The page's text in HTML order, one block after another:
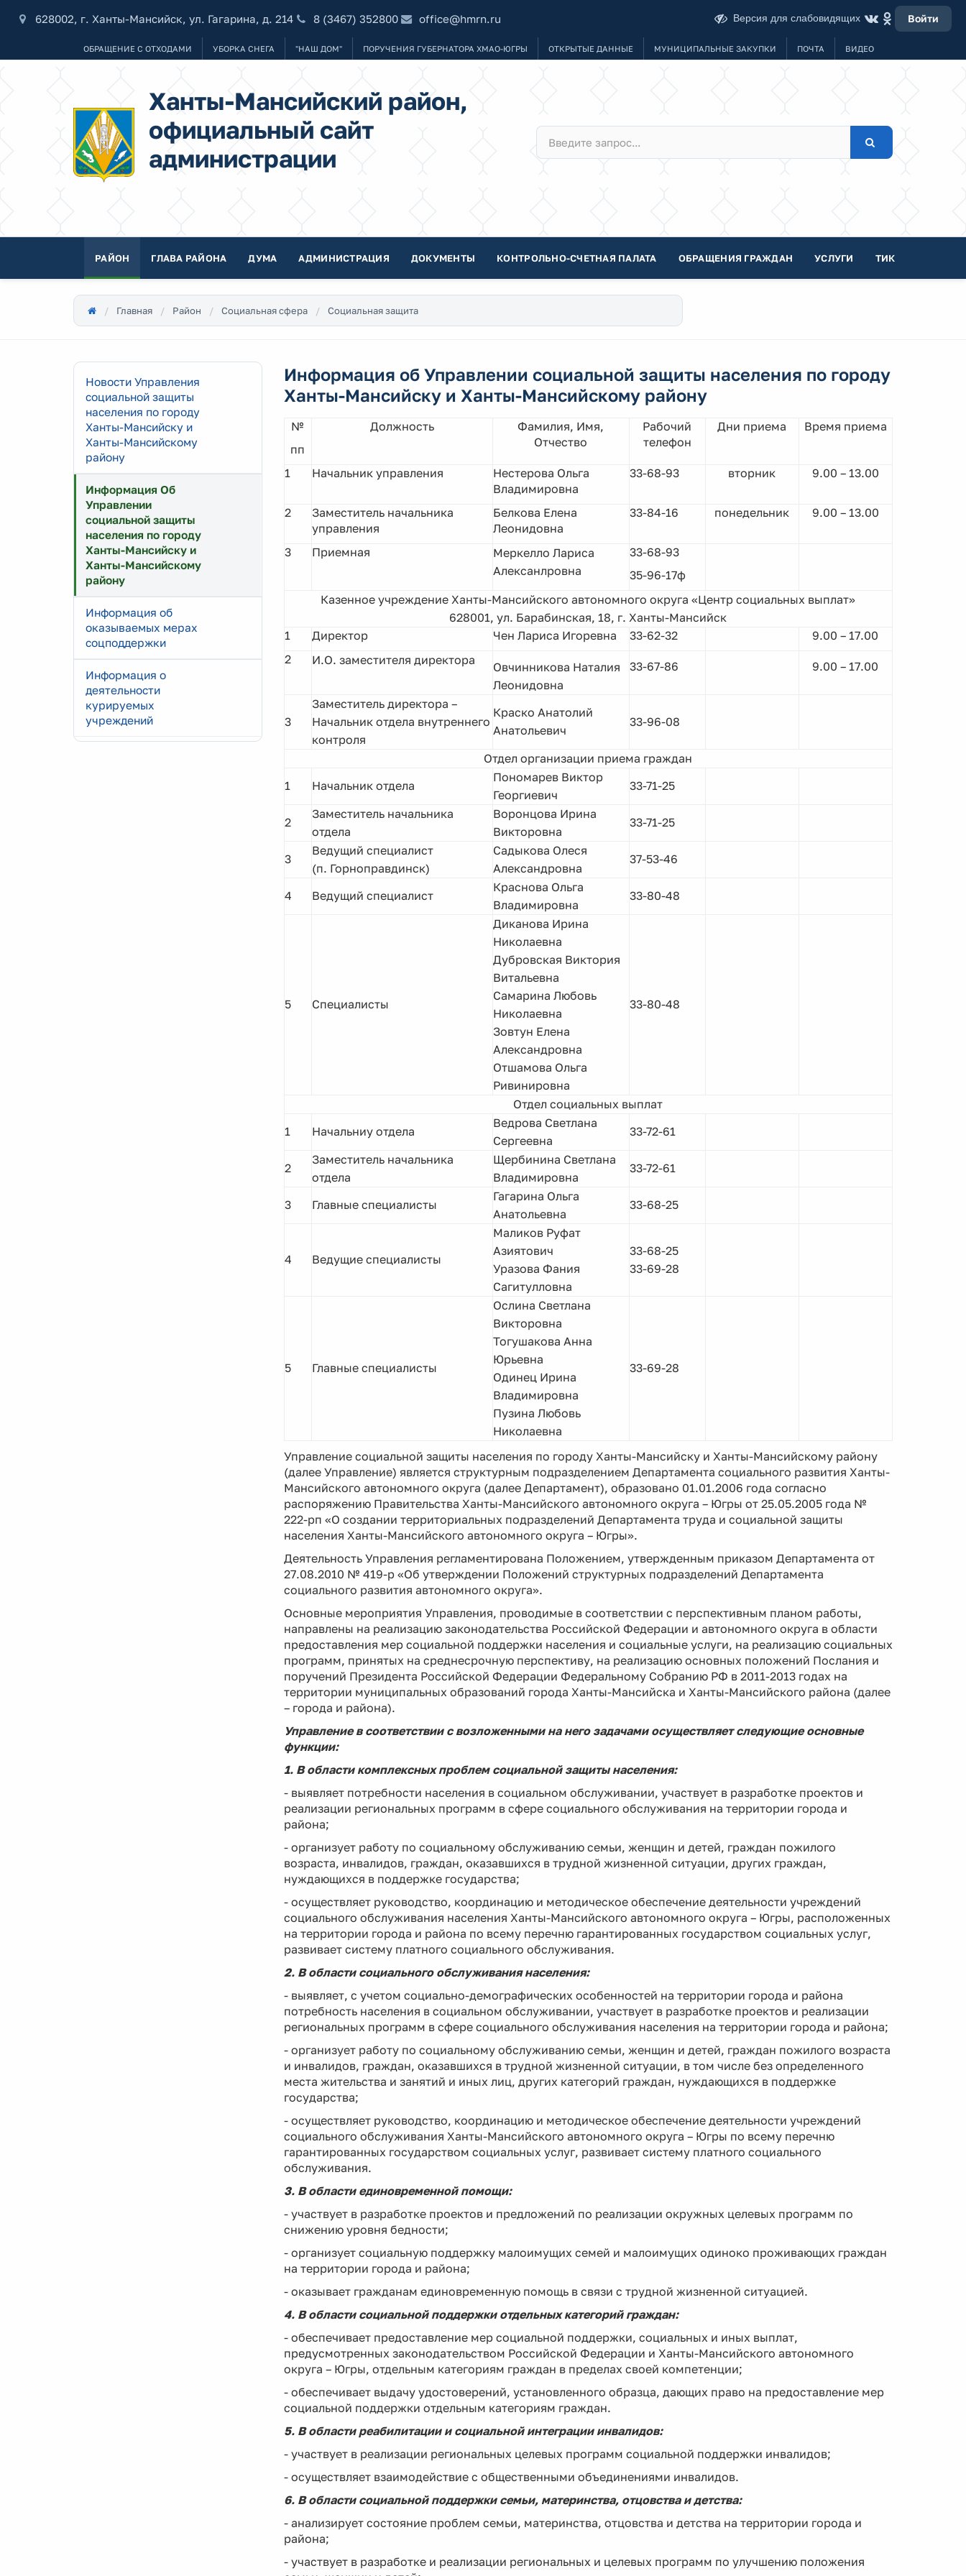
628002, г. Ханты-Мансийск, ул. Гагарина, д. 214 8 (3467) 352800 office@hmrn.ru Версия для слабовидящих Войти
ОБРАЩЕНИЕ С ОТХОДАМИ УБОРКА СНЕГА "НАШ ДОМ" ПОРУЧЕНИЯ ГУБЕРНАТОРА ХМАО-ЮГРЫ ОТКРЫТЫЕ ДАННЫЕ МУНИЦИПАЛЬНЫЕ ЗАКУПКИ ПОЧТА ВИДЕО
Ханты-Мансийский район,
официальный сайт
администрации
РАЙОН ГЛАВА РАЙОНА ДУМА АДМИНИСТРАЦИЯ ДОКУМЕНТЫ КОНТРОЛЬНО-СЧЕТНАЯ ПАЛАТА ОБРАЩЕНИЯ ГРАЖДАН УСЛУГИ ТИК
Главная Район Социальная сфера Социальная защита
Новости Управления
социальной защиты
населения по городу
Ханты-Мансийску и
Ханты-Мансийскому
району
Информация Об
Управлении
социальной защиты
населения по городу
Ханты-Мансийску и
Ханты-Мансийскому
району
Информация об
оказываемых мерах
соцподдержки
Информация о
деятельности
курируемых
учреждений
Информация об Управлении социальной защиты населения по городу
Ханты-Мансийску и Ханты-Мансийскому району
№
пп
Должность
Фамилия, Имя,
Отчество
Рабочий
телефон
Дни приема Время приема
1 Начальник управления
Нестерова Ольга
Владимировна
33-68-93 вторник 9.00 – 13.00
2
Заместитель начальника
управления
Белкова Елена
Леонидовна
33-84-16 понедельник 9.00 – 13.00
3 Приемная
Меркелло Лариса
Алексанлровна
33-68-93
35-96-17ф
Казенное учреждение Ханты-Мансийского автономного округа «Центр социальных выплат»
628001, ул. Барабинская, 18, г. Ханты-Мансийск
1
Директор Чен Лариса Игоревна 33-62-32
9.00 – 17.00
2
И.О. заместителя директора
Овчинникова Наталия
Леонидовна
33-67-86 9.00 – 17.00
3
Заместитель директора –
Начальник отдела внутреннего
контроля
Краско Анатолий
Анатольевич
33-96-08
Отдел организации приема граждан
1
Начальник отдела
Пономарев Виктор
Георгиевич
33-71-25
2
Заместитель начальника
отдела
Воронцова Ирина
Викторовна
33-71-25
3
Ведущий специалист
(п. Горноправдинск)
Садыкова Олеся
Александровна
37-53-46
4 Ведущий специалист
Краснова Ольга
Владимировна
33-80-48
5 Специалисты
Диканова Ирина
Николаевна
Дубровская Виктория
Витальевна
Самарина Любовь
Николаевна
Зовтун Елена
Александровна
Отшамова Ольга
Ривинировна
33-80-48
Отдел социальных выплат
1
Начальниу отдела
Ведрова Светлана
Сергеевна
33-72-61
2
Заместитель начальника
отдела
Щербинина Светлана
Владимировна
33-72-61
3 Главные специалисты
Гагарина Ольга
Анатольевна
33-68-25
4 Ведущие специалисты
Маликов Руфат
Азиятович
Уразова Фания
Сагитулловна
33-68-25
33-69-28
5 Главные специалисты
Ослина Светлана
Викторовна
Тогушакова Анна
Юрьевна
Одинец Ирина
Владимировна
Пузина Любовь
Николаевна
33-69-28
Управление социальной защиты населения по городу Ханты-Мансийску и Ханты-Мансийскому району
(далее Управление) является структурным подразделением Департамента социального развития Ханты-
Мансийского автономного округа (далее Департамент), образовано 01.01.2006 года согласно
распоряжению Правительства Ханты-Мансийского автономного округа – Югры от 25.05.2005 года №
222-рп «О создании территориальных подразделений Департамента труда и социальной защиты
населения Ханты-Мансийского автономного округа – Югры».
Деятельность Управления регламентирована Положением, утвержденным приказом Департамента от
27.08.2010 № 419-р «Об утверждении Положений структурных подразделений Департамента
социального развития автономного округа».
Основные мероприятия Управления, проводимые в соответствии с перспективным планом работы,
направлены на реализацию законодательства Российской Федерации и автономного округа в области
предоставления мер социальной поддержки населения и социальные услуги, на реализацию социальных
программ, принятых на среднесрочную перспективу, на реализацию основных положений Послания и
поручений Президента Российской Федерации Федеральному Собранию РФ в 2011-2013 годах на
территории муниципальных образований города Ханты-Мансийска и Ханты-Мансийского района (далее
– города и района).
Управление в соответствии с возложенными на него задачами осуществляет следующие основные
функции:
1. В области комплексных проблем социальной защиты населения:
- выявляет потребности населения в социальном обслуживании, участвует в разработке проектов и
реализации региональных программ в сфере социального обслуживания на территории города и
района;
- организует работу по социальному обслуживанию семьи, женщин и детей, граждан пожилого
возраста, инвалидов, граждан, оказавшихся в трудной жизненной ситуации, других граждан,
нуждающихся в поддержке государства;
- осуществляет руководство, координацию и методическое обеспечение деятельности учреждений
социального обслуживания населения Ханты-Мансийского автономного округа – Югры, расположенных
на территории города и района по всему перечню гарантированных государством социальных услуг,
развивает систему платного социального обслуживания.
2. В области социального обслуживания населения:
- выявляет, с учетом социально-демографических особенностей на территории города и района
потребность населения в социальном обслуживании, участвует в разработке проектов и реализации
региональных программ в сфере социального обслуживания населения на территории города и района;
- организует работу по социальному обслуживанию семьи, женщин и детей, граждан пожилого возраста
и инвалидов, граждан, оказавшихся в трудной жизненной ситуации, в том числе без определенного
места жительства и занятий и иных лиц, других категорий граждан, нуждающихся в поддержке
государства;
- осуществляет руководство, координацию и методическое обеспечение деятельности учреждений
социального обслуживания Ханты-Мансийского автономного округа – Югры по всему перечню
гарантированных государством социальных услуг, развивает систему платного социального
обслуживания.
3. В области единовременной помощи:
- участвует в разработке проектов и предложений по реализации окружных целевых программ по
снижению уровня бедности;
- организует социальную поддержку малоимущих семей и малоимущих одиноко проживающих граждан
на территории города и района;
- оказывает гражданам единовременную помощь в связи с трудной жизненной ситуацией.
4. В области социальной поддержки отдельных категорий граждан:
- обеспечивает предоставление мер социальной поддержки, социальных и иных выплат,
предусмотренных законодательством Российской Федерации и Ханты-Мансийского автономного
округа – Югры, отдельным категориям граждан в пределах своей компетенции;
- обеспечивает выдачу удостоверений, установленного образца, дающих право на предоставление мер
социальной поддержки отдельным категориям граждан.
5. В области реабилитации и социальной интеграции инвалидов:
- участвует в реализации региональных целевых программ социальной поддержки инвалидов;
- осуществляет взаимодействие с общественными объединениями инвалидов.
6. В области социальной поддержки семьи, материнства, отцовства и детства:
- анализирует состояние проблем семьи, материнства, отцовства и детства на территории города и
района;
- участвует в разработке и реализации региональных и целевых программ по улучшению положения